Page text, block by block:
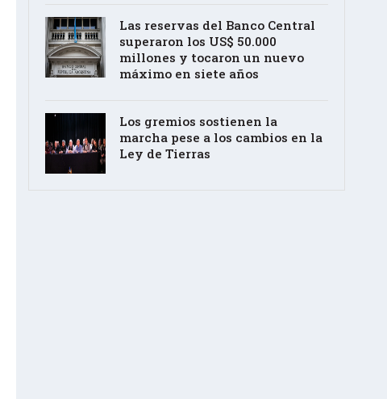
Las reservas del Banco Central
superaron los US$ 50.000
millones y tocaron un nuevo
máximo en siete años
Los gremios sostienen la
marcha pese a los cambios en la
Ley de Tierras